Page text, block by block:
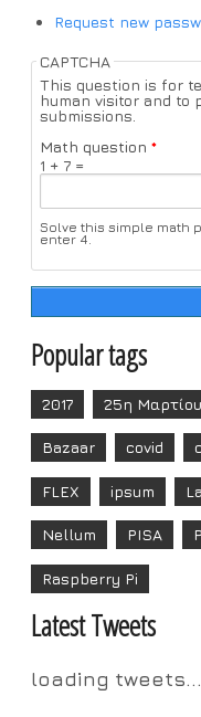
Request new
CAPTCHA
This question is for
human visitor and to
submissions.
Math question *
1 + 7 =
Solve this simple math
enter 4.
Popular tags
2017 25η Μαρτίου
Bazaar covid
FLEX ipsum
Nellum PISA
Raspberry Pi
Latest Tweets
loading tweets...